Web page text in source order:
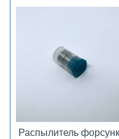
Распылитель